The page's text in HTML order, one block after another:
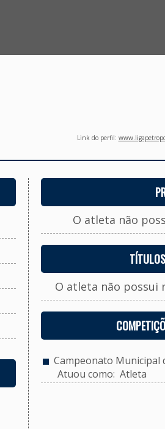
Link do perfil:
O atleta não
O atleta não possui
Campeonato Municipal
Atuou como: Atleta